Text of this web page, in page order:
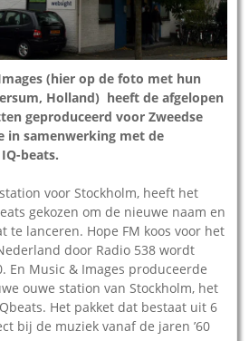
(hier op de foto met hun
Holland) heeft de afgelopen
geproduceerd voor Zweedse
in samenwerking met de
beats.
voor Stockholm, heeft het
gekozen om de nieuwe naam en
te lanceren. Hope FM koos voor het
door Radio 538 wordt
En Music & Images produceerde
ouwe station van Stockholm, het
Het pakket dat bestaat uit 6
bij de muziek vanaf de jaren ’60